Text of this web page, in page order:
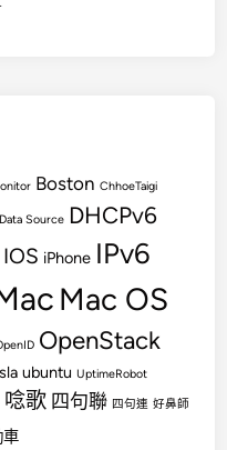
Boston ChhoeTaigi
Data Source DHCPv6
IOS iPhone IPv6
Mac OS
OpenStack
ubuntu UptimeRobot
唸歌 四句聯 四句連 好鼻師
車